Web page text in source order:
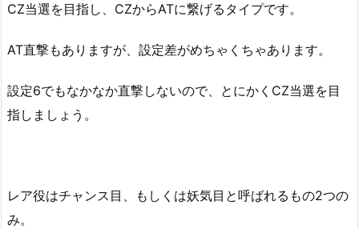
CZ当選を目指し、CZからATに繋げるタイプです。
AT直撃もありますが、設定差がめちゃくちゃあります。
設定6でもなかなか直撃しないので、とにかくCZ当選を目
指しましょう。
レア役はチャンス目、もしくは妖気目と呼ばれるもの2つの
み。